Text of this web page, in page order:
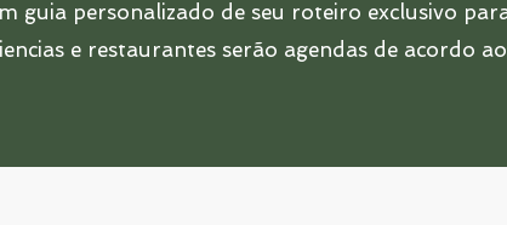
guia personalizado de seu roteiro exclusivo
e restaurantes serão agendas de acordo